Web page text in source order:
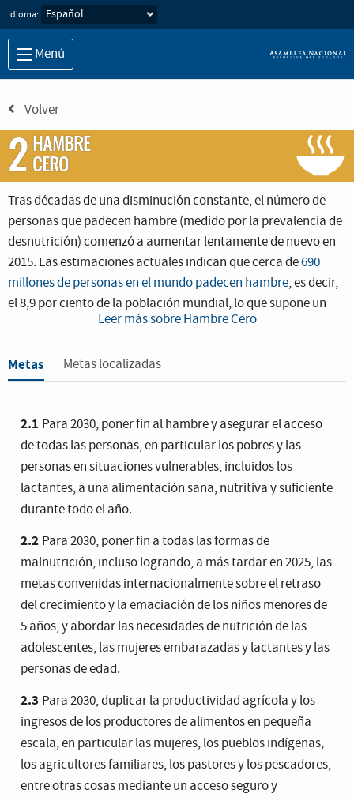
Idioma:
Menú
Volver
2 HAMBRE
CERO
Tras décadas de una disminución constante, el número de
personas que padecen hambre (medido por la prevalencia de
desnutrición) comenzó a aumentar lentamente de nuevo en
2015. Las estimaciones actuales indican que cerca de690
millones de personas en el mundo padecen hambre, es decir,
el 8,9 por ciento de la población mundial, lo que supone un
aumento de unos 10 millones de personas en un año y de unos
El mundo no está bien encaminado para alcanzar el objetivo
recientes, el número de personas afectadas por el hambre
superará los 840 millones de personas para 2030.
Según el Programa Mundial de Alimentos, alrededor de
135 millones de personas padecen hambre severa
, debido
principalmente a los conflictos causados por los seres
humanos, el cambio climático y las recesiones económicas.
La pandemia de COVID-19 podría duplicar ahora esa cifra y
sumar unos 130 millones de personas más que estarían en
riesgo de padecer hambre severa a finales de 2020.
Con más de250 millones de personas que podrían
encontrarse al borde de la hambruna
, es necesario actuar
rápidamente para proporcionar alimentos y ayuda
humanitaria a las regiones que corren más riesgos.
Al mismo tiempo, es necesario llevar a cabo un cambio
profundo en el sistema agroalimentario mundial si queremos
alimentar a más de 820 millones de personas que padecen
hambre y a los2000 millones de personas másque vivirán en
Leer más sobre Hambre Cero
Metas Metas localizadas
2.1 Para 2030, poner fin al hambre y asegurar el acceso
de todas las personas, en particular los pobres y las
personas en situaciones vulnerables, incluidos los
lactantes, a una alimentación sana, nutritiva y suficiente
durante todo el año.
2.2 Para 2030, poner fin a todas las formas de
malnutrición, incluso logrando, a más tardar en 2025, las
metas convenidas internacionalmente sobre el retraso
del crecimiento y la emaciación de los niños menores de
5 años, y abordar las necesidades de nutrición de las
adolescentes, las mujeres embarazadas y lactantes y las
personas de edad.
2.3 Para 2030, duplicar la productividad agrícola y los
ingresos de los productores de alimentos en pequeña
escala, en particular las mujeres, los pueblos indígenas,
los agricultores familiares, los pastores y los pescadores,
entre otras cosas mediante un acceso seguro y